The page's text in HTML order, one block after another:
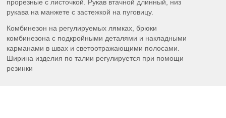
прорезные с листочкой. Рукав втачной длинный, низ
рукава на манжете с застежкой на пуговицу.
Комбинезон на регулируемых лямках, брюки
комбинезона с подкройными деталями и накладными
карманами в швах и светоотражающими полосами.
Ширина изделия по талии регулируется при помощи
резинки